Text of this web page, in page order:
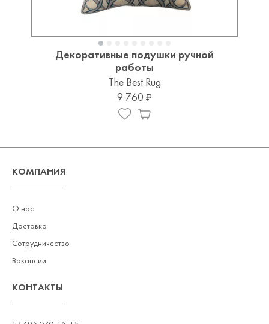
Декоративные подушки ручной
работы
The Best Rug
9 760
КОМПАНИЯ
О нас
Доставка
Сотрудничество
Вакансии
КОНТАКТЫ